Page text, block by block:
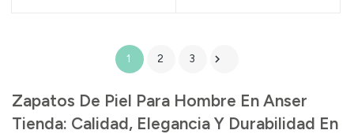
1 2 3 
Zapatos De Piel Para Hombre En Anser
Tienda: Calidad, Elegancia Y Durabilidad En